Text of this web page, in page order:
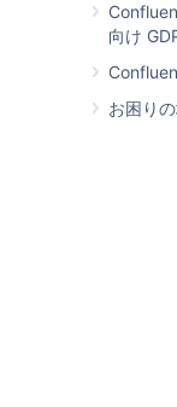
向け
お困り
is stored
監査ロ
イ
す。これ